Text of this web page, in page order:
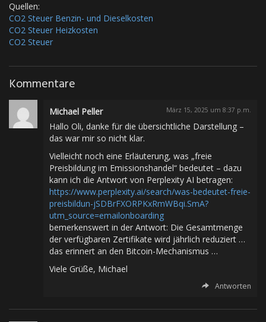
Quellen:
CO2 Steuer Benzin- und Dieselkosten
CO2 Steuer Heizkosten
CO2 Steuer
Kommentare
Michael Peller März 15, 2025 um 8:37 p.m.
Hallo Oli, danke für die übersichtliche Darstellung –
das war mir so nicht klar.
Vielleicht noch eine Erläuterung, was „freie
Preisbildung im Emissionshandel“ bedeutet – dazu
kann ich die Antwort von Perplexity AI betragen:
https://www.perplexity.ai/search/was-bedeutet-freie-
preisbildun-jSDBrFXORPKxRmWBqi.SmA?
utm_source=emailonboarding
bemerkenswert in der Antwort: Die Gesamtmenge
der verfügbaren Zertifikate wird jährlich reduziert …
das erinnert an den Bitcoin-Mechanismus …
Viele Grüße, Michael
Antworten